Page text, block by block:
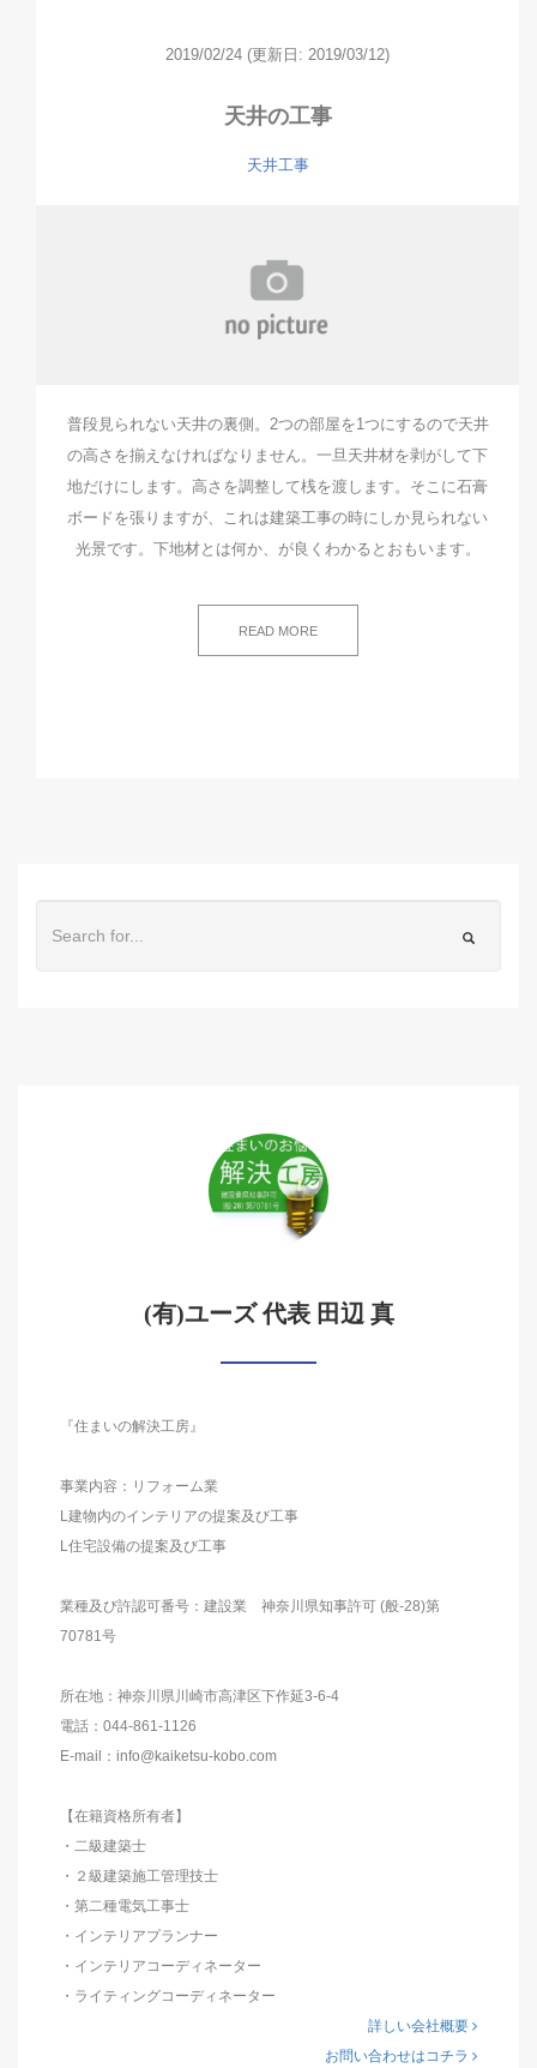
2019/02/24 (更新日: 2019/03/12)
天井の工事
天井工事
普段見られない天井の裏側。2つの部屋を1つにするので天井
の高さを揃えなければなりません。一旦天井材を剥がして下
地だけにします。高さを調整して桟を渡します。そこに石膏
ボードを張りますが、これは建築工事の時にしか見られない
光景です。下地材とは何か、が良くわかるとおもいます。
READ MORE
(有)ユーズ 代表 田辺 真
『住まいの解決工房』
事業内容：リフォーム業
L建物内のインテリアの提案及び工事
L住宅設備の提案及び工事
業種及び許認可番号：建設業 神奈川県知事許可 (般-28)第
70781号
所在地：神奈川県川崎市高津区下作延3-6-4
電話：044-861-1126
E-mail：info@kaiketsu-kobo.com
【在籍資格所有者】
・二級建築士
・２級建築施工管理技士
・第二種電気工事士
・インテリアプランナー
・インテリアコーディネーター
・ライティングコーディネーター
詳しい会社概要
お問い合わせはコチラ